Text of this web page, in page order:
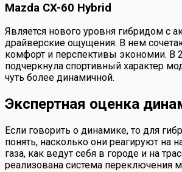
Mazda CX-60 Hybrid
Является нового уровня гибридом с
драйверские ощущения. В нем
комфорт и перспективы экономии. В
подчеркнула спортивный характер
чуть более динамичной.
Экспертная оценка
Если говорить о динамике, то для
понять, насколько они реагируют на
газа, как ведут себя в городе и на
реализована система переключения